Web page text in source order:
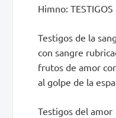
Himno:
Testigos de la
con sangre
frutos de amor
al golpe de la
Testigos del amor